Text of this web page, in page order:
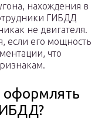
нахождения в
ГИБДД
не двигателя.
если его мощность
что
оформлять